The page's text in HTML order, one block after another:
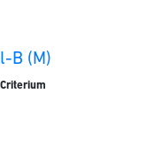
B (M)